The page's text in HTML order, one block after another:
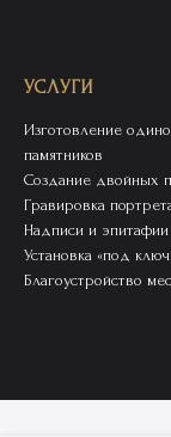
УСЛУГИ
Изготовление
памятников
Создание двойных
Гравировка
Надписи и эпитафии
Установка «под
Благоустройство